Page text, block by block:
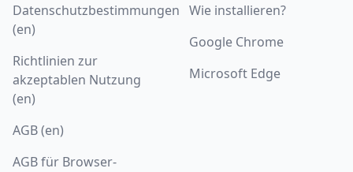
Datenschutzbestimmungen
(en)
Richtlinien zur
akzeptablen Nutzung
(en)
AGB (en)
AGB für Browser-
Wie installieren?
Google Chrome
Microsoft Edge